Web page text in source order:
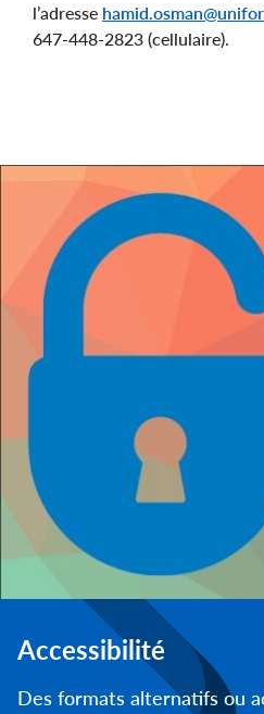
l’adresse
647‑448-2823 (cellulaire).
Accessibilité
Des formats alternatifs ou